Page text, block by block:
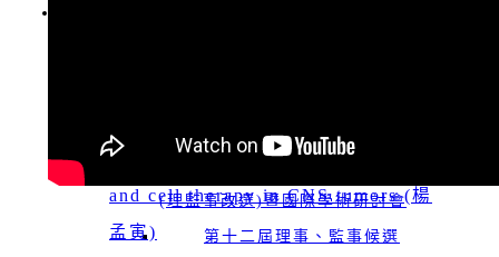
(理監事改選)暨國際學術研討會
第十二屆理事、監事候選
19. Update of immunotherapy
and cell therapy in CNS tumors (楊
孟寅)